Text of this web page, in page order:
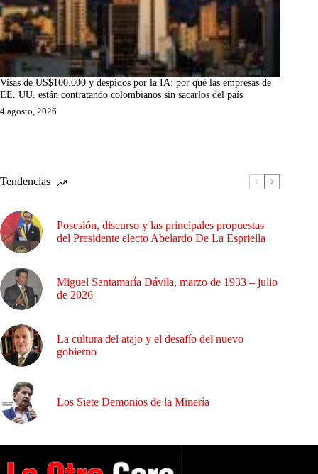
Visas de US$100.000 y despidos por la IA: por qué las empresas de
EE. UU. están contratando colombianos sin sacarlos del país
4 agosto, 2026
Tendencias
Posesión, discurso y las principales propuestas
del Presidente electo Abelardo De La Espriella
Miguel Santamaría Dávila, marzo de 1933 – julio
de 2026
La cultura del atajo y el desafío del nuevo
gobierno
Los Siete Demonios de la Minería